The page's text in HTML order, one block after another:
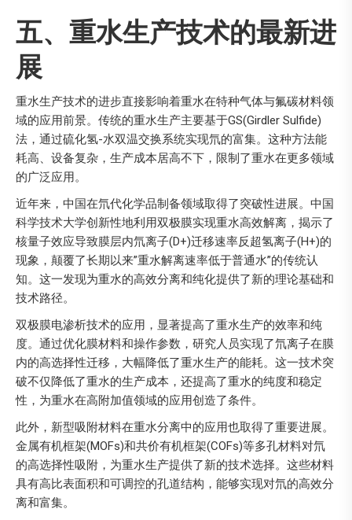
五、重水生产技术的最新进
展
重水生产技术的进步直接影响着重水在特种气体与氟碳材料领
域的应用前景。传统的重水生产主要基于GS(Girdler Sulfide)
法，通过硫化氢-水双温交换系统实现氘的富集。这种方法能
耗高、设备复杂，生产成本居高不下，限制了重水在更多领域
的广泛应用。
近年来，中国在氘代化学品制备领域取得了突破性进展。中国
科学技术大学创新性地利用双极膜实现重水高效解离，揭示了
核量子效应导致膜层内氘离子(D+)迁移速率反超氢离子(H+)的
现象，颠覆了长期以来”重水解离速率低于普通水”的传统认
知。这一发现为重水的高效分离和纯化提供了新的理论基础和
技术路径。
双极膜电渗析技术的应用，显著提高了重水生产的效率和纯
度。通过优化膜材料和操作参数，研究人员实现了氘离子在膜
内的高选择性迁移，大幅降低了重水生产的能耗。这一技术突
破不仅降低了重水的生产成本，还提高了重水的纯度和稳定
性，为重水在高附加值领域的应用创造了条件。
此外，新型吸附材料在重水分离中的应用也取得了重要进展。
金属有机框架(MOFs)和共价有机框架(COFs)等多孔材料对氘
的高选择性吸附，为重水生产提供了新的技术选择。这些材料
具有高比表面积和可调控的孔道结构，能够实现对氘的高效分
离和富集。